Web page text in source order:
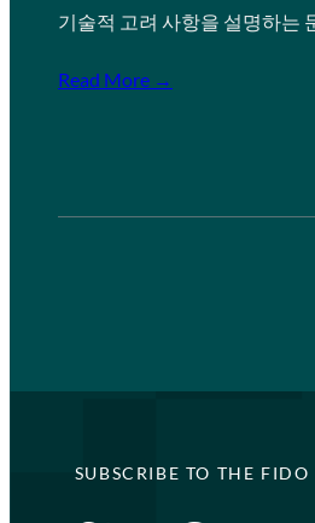
기술적 고려 사항을 설명하는
Read More →
SUBSCRIBE TO THE FIDO